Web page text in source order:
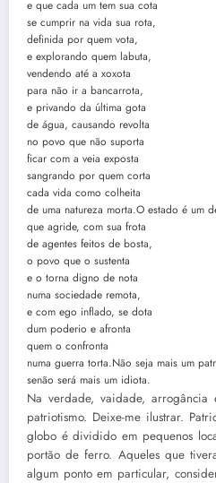
e que cada um tem sua cota
se cumprir na vida sua rota,
definida por quem vota,
e explorando quem labuta,
vendendo até a xoxota
para não ir a bancarrota,
e privando da última gota
de água, causando revolta
no povo que não suporta
ficar com a veia exposta
sangrando por quem corta
cada vida como colheita
de uma natureza morta.O estado é um
que agride, com sua frota
de agentes feitos de bosta,
o povo que o sustenta
e o torna digno de nota
numa sociedade remota,
e com ego inflado, se dota
dum poderio e afronta
quem o confronta
numa guerra torta.Não seja mais um
senão será mais um idiota.
Na verdade, vaidade, arrogância
patriotismo. Deixe-me ilustrar.
globo é dividido em pequenos
portão de ferro. Aqueles que
algum ponto em particular,